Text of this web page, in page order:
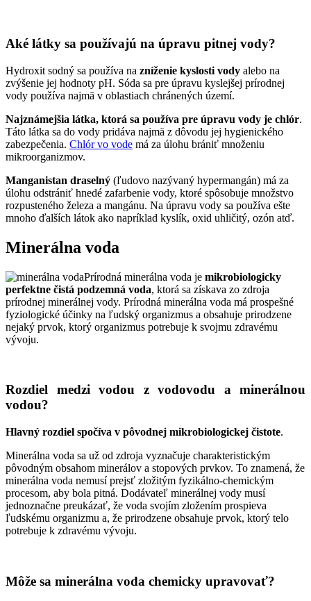
Aké látky sa používajú na úpravu pitnej vody?
Hydroxit sodný sa používa na zníženie kyslosti vody alebo na
zvýšenie jej hodnoty pH. Sóda sa pre úpravu kyslejšej prírodnej
vody používa najmä v oblastiach chránených území.
Najznámejšia látka, ktorá sa používa pre úpravu vody je chlór.
Táto látka sa do vody pridáva najmä z dôvodu jej hygienického
zabezpečenia. Chlór vo vode má za úlohu brániť množeniu
mikroorganizmov.
Manganistan draselný (ľudovo nazývaný hypermangán) má za
úlohu odstrániť hnedé zafarbenie vody, ktoré spôsobuje množstvo
rozpusteného železa a mangánu. Na úpravu vody sa používa ešte
mnoho ďalších látok ako napríklad kyslík, oxid uhličitý, ozón atď.
Minerálna voda
Prírodná minerálna voda je mikrobiologicky
perfektne čistá podzemná voda, ktorá sa získava zo zdroja
prírodnej minerálnej vody. Prírodná minerálna voda má prospešné
fyziologické účinky na ľudský organizmus a obsahuje prirodzene
nejaký prvok, ktorý organizmus potrebuje k svojmu zdravému
vývoju.
Rozdiel medzi vodou z vodovodu a minerálnou
vodou?
Hlavný rozdiel spočíva v pôvodnej mikrobiologickej čistote.
Minerálna voda sa už od zdroja vyznačuje charakteristickým
pôvodným obsahom minerálov a stopových prvkov. To znamená, že
minerálna voda nemusí prejsť zložitým fyzikálno-chemickým
procesom, aby bola pitná. Dodávateľ minerálnej vody musí
jednoznačne preukázať, že voda svojím zložením prospieva
ľudskému organizmu a, že prirodzene obsahuje prvok, ktorý telo
potrebuje k zdravému vývoju.
Môže sa minerálna voda chemicky upravovať?